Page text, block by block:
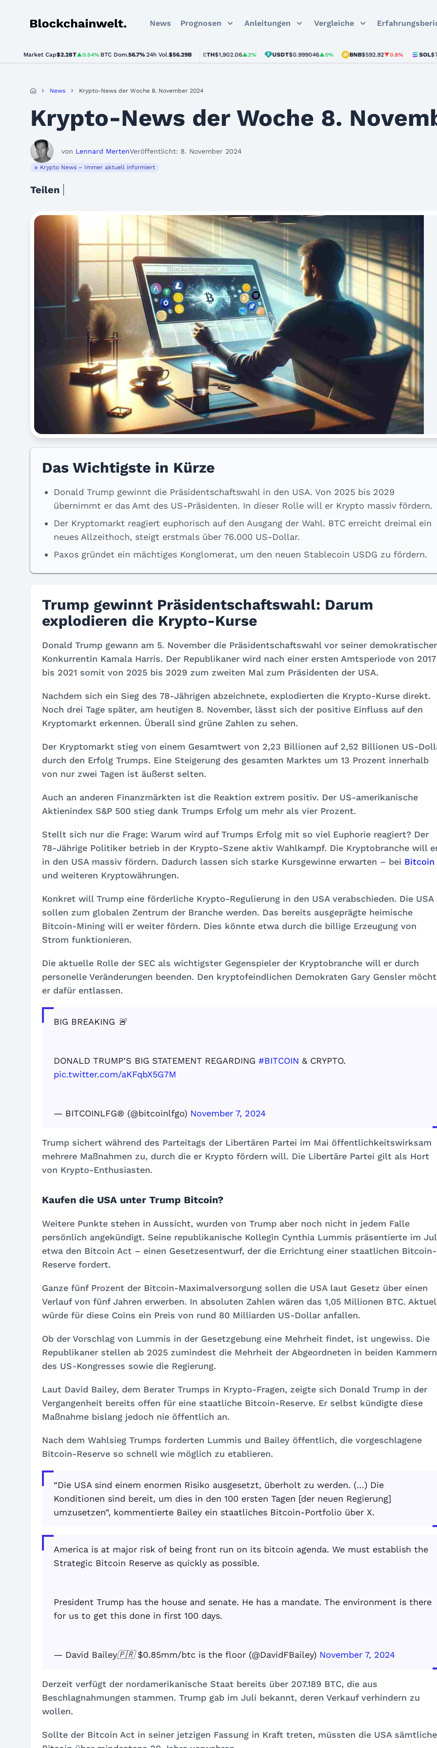
Blockchainwelt News Prognosen Anleitungen Vergleiche
Market Cap$2.28T▲0.54% BTC Dom.56.7% 24h Vol.$56.29B
BTC$64,571.00▲0.9% ETH $1,902.06▲2% USDT$0.999046▲0% BNB$592.92▼0.8% SOL $73.25
News Krypto-News der Woche 8. November 2024
Krypto-News der Woche 8.
von Lennard MertenVeröffentlicht: 8. November 2024
Krypto News – Immer aktuell informiert
Teilen
Das Wichtigste in Kürze
Donald Trump gewinnt die Präsidentschaftswahl in den USA. Von 2025 bis 2029
übernimmt er das Amt des US-Präsidenten. In dieser Rolle will er Krypto massiv fördern.
Der Kryptomarkt reagiert euphorisch auf den Ausgang der Wahl. BTC erreicht dreimal ein
neues Allzeithoch, steigt erstmals über 76.000 US-Dollar.
Paxos gründet ein mächtiges Konglomerat, um den neuen Stablecoin USDG zu fördern.
Trump gewinnt Präsidentschaftswahl: Darum
explodieren die Krypto-Kurse
Donald Trump gewann am 5. November die Präsidentschaftswahl vor seiner
Konkurrentin Kamala Harris. Der Republikaner wird nach einer ersten Amtsperiode von 2017
bis 2021 somit von 2025 bis 2029 zum zweiten Mal zum Präsidenten der USA.
Nachdem sich ein Sieg des 78-Jährigen abzeichnete, explodierten die Krypto-Kurse direkt.
Noch drei Tage später, am heutigen 8. November, lässt sich der positive Einfluss auf den
Kryptomarkt erkennen. Überall sind grüne Zahlen zu sehen.
Der Kryptomarkt stieg von einem Gesamtwert von 2,23 Billionen auf 2,52 Billionen US-
durch den Erfolg Trumps. Eine Steigerung des gesamten Marktes um 13 Prozent innerhalb
von nur zwei Tagen ist äußerst selten.
Auch an anderen Finanzmärkten ist die Reaktion extrem positiv. Der US-amerikanische
Aktienindex S&P 500 stieg dank Trumps Erfolg um mehr als vier Prozent.
Stellt sich nur die Frage: Warum wird auf Trumps Erfolg mit so viel Euphorie reagiert? Der
78-Jährige Politiker betrieb in der Krypto-Szene aktiv Wahlkampf. Die Kryptobranche will
in den USA massiv fördern. Dadurch lassen sich starke Kursgewinne erwarten – bei Bitcoin
und weiteren Kryptowährungen.
Konkret will Trump eine förderliche Krypto-Regulierung in den USA verabschieden. Die USA
sollen zum globalen Zentrum der Branche werden. Das bereits ausgeprägte heimische
Bitcoin-Mining will er weiter fördern. Dies könnte etwa durch die billige Erzeugung von
Strom funktionieren.
Die aktuelle Rolle der SEC als wichtigster Gegenspieler der Kryptobranche will er durch
personelle Veränderungen beenden. Den kryptofeindlichen Demokraten Gary Gensler
er dafür entlassen.
BIG BREAKING 🚨
DONALD TRUMP’S BIG STATEMENT REGARDING #BITCOIN & CRYPTO.
pic.twitter.com/aKFqbX5G7M
— BITCOINLFG® (@bitcoinlfgo) November 7, 2024
Trump sichert während des Parteitags der Libertären Partei im Mai öffentlichkeitswirksam
mehrere Maßnahmen zu, durch die er Krypto fördern will. Die Libertäre Partei gilt als Hort
von Krypto-Enthusiasten.
Kaufen die USA unter Trump Bitcoin?
Weitere Punkte stehen in Aussicht, wurden von Trump aber noch nicht in jedem Falle
persönlich angekündigt. Seine republikanische Kollegin Cynthia Lummis präsentierte im
etwa den Bitcoin Act – einen Gesetzesentwurf, der die Errichtung einer staatlichen Bitcoin-
Reserve fordert.
Ganze fünf Prozent der Bitcoin-Maximalversorgung sollen die USA laut Gesetz über einen
Verlauf von fünf Jahren erwerben. In absoluten Zahlen wären das 1,05 Millionen BTC.
würde für diese Coins ein Preis von rund 80 Milliarden US-Dollar anfallen.
Ob der Vorschlag von Lummis in der Gesetzgebung eine Mehrheit findet, ist ungewiss. Die
Republikaner stellen ab 2025 zumindest die Mehrheit der Abgeordneten in beiden Kammern
des US-Kongresses sowie die Regierung.
Laut David Bailey, dem Berater Trumps in Krypto-Fragen, zeigte sich Donald Trump in der
Vergangenheit bereits offen für eine staatliche Bitcoin-Reserve. Er selbst kündigte diese
Maßnahme bislang jedoch nie öffentlich an.
Nach dem Wahlsieg Trumps forderten Lummis und Bailey öffentlich, die vorgeschlagene
Bitcoin-Reserve so schnell wie möglich zu etablieren.
“Die USA sind einem enormen Risiko ausgesetzt, überholt zu werden. (…) Die
Konditionen sind bereit, um dies in den 100 ersten Tagen [der neuen Regierung]
umzusetzen”, kommentierte Bailey ein staatliches Bitcoin-Portfolio über X.
America is at major risk of being front run on its bitcoin agenda. We must establish the
Strategic Bitcoin Reserve as quickly as possible.
President Trump has the house and senate. He has a mandate. The environment is there
for us to get this done in first 100 days.
— David Bailey🇵🇷 $0.85mm/btc is the floor (@DavidFBailey) November 7, 2024
Derzeit verfügt der nordamerikanische Staat bereits über 207.189 BTC, die aus
Beschlagnahmungen stammen. Trump gab im Juli bekannt, deren Verkauf verhindern zu
wollen.
Sollte der Bitcoin Act in seiner jetzigen Fassung in Kraft treten, müssten die USA sämtliche